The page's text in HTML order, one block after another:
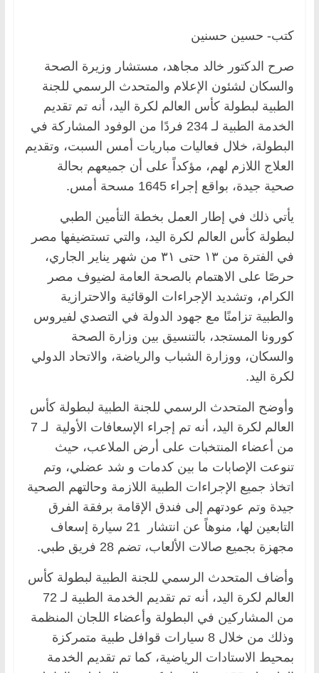
كتب- حسين حسنين
صرح الدكتور خالد مجاهد، مستشار وزيرة الصحة
والسكان لشئون الإعلام والمتحدث الرسمي للجنة
الطبية لبطولة كأس العالم لكرة اليد، أنه تم تقديم
الخدمة الطبية لـ 234 فردًا من الوفود المشاركة في
البطولة، خلال فعاليات مباريات أمس السبت، وتقديم
العلاج اللازم لهم، مؤكداً على أن جميعهم بحالة
صحية جيدة، بواقع إجراء 1645 مسحة أمس.
يأتي ذلك في إطار العمل بخطة التأمين الطبي
لبطولة كأس العالم لكرة اليد، والتي تستضيفها مصر
في الفترة من ١٣ حتى ٣١ من شهر يناير الجاري،
حرصًا على الاهتمام بالصحة العامة لضيوف مصر
الكرام، وتشديد الإجراءات الوقائية والاحترازية
والطبية تزامنًا مع جهود الدولة في التصدي لفيروس
كورونا المستجد، بالتنسيق بين وزارة الصحة
والسكان، ووزارة الشباب والرياضة، والاتحاد الدولي
لكرة اليد.
وأوضح المتحدث الرسمي للجنة الطبية لبطولة كأس
العالم لكرة اليد، أنه تم إجراء الإسعافات الأولية لـ 7
من أعضاء المنتخبات على أرض الملاعب، حيث
تنوعت الإصابات ما بين كدمات و شد عضلي، وتم
اتخاذ جميع الإجراءات الطبية اللازمة وحالتهم الصحية
جيدة وتم عودتهم إلى فندق الإقامة برفقة الفرق
التابعين لها، منوهاً عن انتشار 21 سيارة إسعاف
مجهزة بجميع صالات الألعاب، تضم 28 فريق طبي.
وأضاف المتحدث الرسمي للجنة الطبية لبطولة كأس
العالم لكرة اليد، أنه تم تقديم الخدمة الطبية لـ 72
من المشاركين في البطولة وأعضاء اللجان المنظمة
وذلك من خلال 8 سيارات قوافل طبية متمركزة
بمحيط الاستادات الرياضية، كما تم تقديم الخدمة